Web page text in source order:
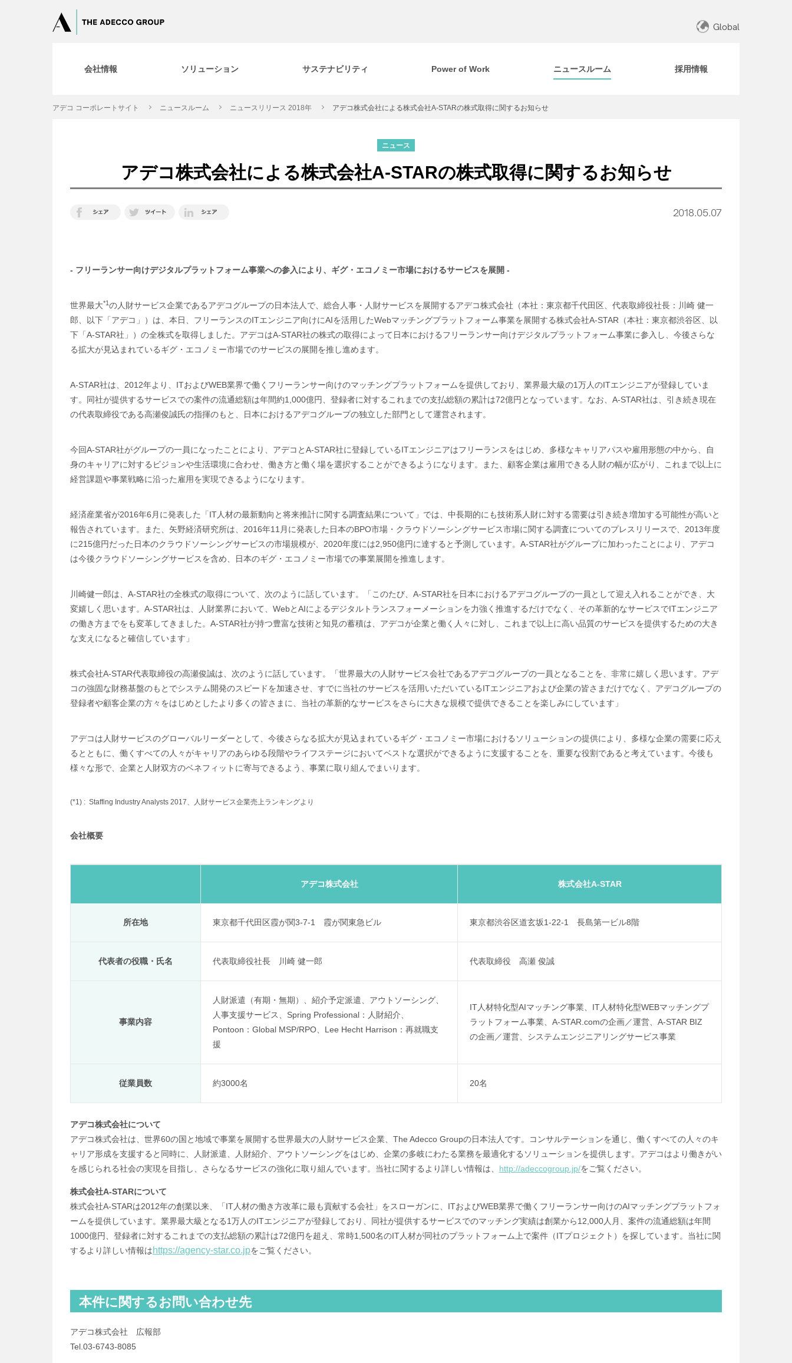
Global
会社情報 ソリューション サステナビリティ Power of Work ニュースルーム 採用情報
アデコ コーポレートサイト ニュースルーム ニュースリリース 2018年 アデコ株式会社による株式会社A-STARの株式取得に関するお知らせ
ニュース
アデコ株式会社による株式会社A-STARの株式取得に関するお知らせ
2018.05.07
- フリーランサー向けデジタルプラットフォーム事業への参入により、ギグ・エコノミー市場におけるサービスを展開 -
世界最大*1の人財サービス企業であるアデコグループの日本法人で、総合人事・人財サービスを展開するアデコ株式会社（本社：東京都千代田区、代表取締役社長：川崎 健一
郎、以下「アデコ」）は、本日、フリーランスのITエンジニア向けにAIを活用したWebマッチングプラットフォーム事業を展開する株式会社A-STAR（本社：東京都渋谷区、以
下「A-STAR社」）の全株式を取得しました。アデコはA-STAR社の株式の取得によって日本におけるフリーランサー向けデジタルプラットフォーム事業に参入し、今後さらな
る拡大が見込まれているギグ・エコノミー市場でのサービスの展開を推し進めます。
A-STAR社は、2012年より、ITおよびWEB業界で働くフリーランサー向けのマッチングプラットフォームを提供しており、業界最大級の1万人のITエンジニアが登録していま
す。同社が提供するサービスでの案件の流通総額は年間約1,000億円、登録者に対するこれまでの支払総額の累計は72億円となっています。なお、A-STAR社は、引き続き現在
の代表取締役である高瀬俊誠氏の指揮のもと、日本におけるアデコグループの独立した部門として運営されます。
今回A-STAR社がグループの一員になったことにより、アデコとA-STAR社に登録しているITエンジニアはフリーランスをはじめ、多様なキャリアパスや雇用形態の中から、自
身のキャリアに対するビジョンや生活環境に合わせ、働き方と働く場を選択することができるようになります。また、顧客企業は雇用できる人財の幅が広がり、これまで以上に
経営課題や事業戦略に沿った雇用を実現できるようになります。
経済産業省が2016年6月に発表した「IT人材の最新動向と将来推計に関する調査結果について」では、中長期的にも技術系人財に対する需要は引き続き増加する可能性が高いと
報告されています。また、矢野経済研究所は、2016年11月に発表した日本のBPO市場・クラウドソーシングサービス市場に関する調査についてのプレスリリースで、2013年度
に215億円だった日本のクラウドソーシングサービスの市場規模が、2020年度には2,950億円に達すると予測しています。A-STAR社がグループに加わったことにより、アデコ
は今後クラウドソーシングサービスを含め、日本のギグ・エコノミー市場での事業展開を推進します。
川崎健一郎は、A-STAR社の全株式の取得について、次のように話しています。「このたび、A-STAR社を日本におけるアデコグループの一員として迎え入れることができ、大
変嬉しく思います。A-STAR社は、人財業界において、WebとAIによるデジタルトランスフォーメーションを力強く推進するだけでなく、その革新的なサービスでITエンジニア
の働き方までをも変革してきました。A-STAR社が持つ豊富な技術と知見の蓄積は、アデコが企業と働く人々に対し、これまで以上に高い品質のサービスを提供するための大き
な支えになると確信しています」
株式会社A-STAR代表取締役の高瀬俊誠は、次のように話しています。「世界最大の人財サービス会社であるアデコグループの一員となることを、非常に嬉しく思います。アデ
コの強固な財務基盤のもとでシステム開発のスピードを加速させ、すでに当社のサービスを活用いただいているITエンジニアおよび企業の皆さまだけでなく、アデコグループの
登録者や顧客企業の方々をはじめとしたより多くの皆さまに、当社の革新的なサービスをさらに大きな規模で提供できることを楽しみにしています」
アデコは人財サービスのグローバルリーダーとして、今後さらなる拡大が見込まれているギグ・エコノミー市場におけるソリューションの提供により、多様な企業の需要に応え
るとともに、働くすべての人々がキャリアのあらゆる段階やライフステージにおいてベストな選択ができるように支援することを、重要な役割であると考えています。今後も
様々な形で、企業と人財双方のベネフィットに寄与できるよう、事業に取り組んでまいります。
(*1) : Staffing Industry Analysts 2017、人財サービス企業売上ランキングより
会社概要
アデコ株式会社 株式会社A-STAR
所在地 東京都千代田区霞が関3-7-1 霞が関東急ビル 東京都渋谷区道玄坂1-22-1 長島第一ビル8階
代表者の役職・氏名 代表取締役社長 川崎 健一郎 代表取締役 高瀬 俊誠
事業内容
人財派遣（有期・無期）、紹介予定派遣、アウトソーシング、
人事支援サービス、Spring Professional：人財紹介、
Pontoon：Global MSP/RPO、Lee Hecht Harrison：再就職支
援
IT人材特化型AIマッチング事業、IT人材特化型WEBマッチングプ
ラットフォーム事業、A-STAR.comの企画／運営、A-STAR BIZ
の企画／運営、システムエンジニアリングサービス事業
従業員数 約3000名 20名
アデコ株式会社について
アデコ株式会社は、世界60の国と地域で事業を展開する世界最大の人財サービス企業、The Adecco Groupの日本法人です。コンサルテーションを通じ、働くすべての人々のキ
ャリア形成を支援すると同時に、人財派遣、人財紹介、アウトソーシングをはじめ、企業の多岐にわたる業務を最適化するソリューションを提供します。アデコはより働きがい
を感じられる社会の実現を目指し、さらなるサービスの強化に取り組んでいます。当社に関するより詳しい情報は、 http://adeccogroup.jp/をご覧ください。
株式会社A-STARについて
株式会社A-STARは2012年の創業以来、「IT人材の働き方改革に最も貢献する会社」をスローガンに、ITおよびWEB業界で働くフリーランサー向けのAIマッチングプラットフォ
ームを提供しています。業界最大級となる1万人のITエンジニアが登録しており、同社が提供するサービスでのマッチング実績は創業から12,000人月、案件の流通総額は年間
1000億円、登録者に対するこれまでの支払総額の累計は72億円を超え、常時1,500名のIT人材が同社のプラットフォーム上で案件（ITプロジェクト）を探しています。当社に関
するより詳しい情報はhttps://agency-star.co.jpをご覧ください。
本件に関するお問い合わせ先
アデコ株式会社 広報部
Tel.03-6743-8085